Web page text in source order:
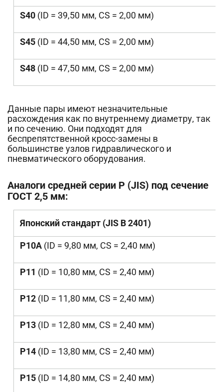
S40 (ID = 39,50 мм, CS = 2,00 мм)
S45 (ID = 44,50 мм, CS = 2,00 мм)
S48 (ID = 47,50 мм, CS = 2,00 мм)
Данные пары имеют незначительные
расхождения как по внутреннему диаметру, так
и по сечению. Они подходят для
беспрепятственной кросс-замены в
большинстве узлов гидравлического и
пневматического оборудования.
Аналоги средней серии P (JIS) под сечение
ГОСТ 2,5 мм:
Японский стандарт (JIS B 2401)
P10A (ID = 9,80 мм, CS = 2,40 мм)
P11 (ID = 10,80 мм, CS = 2,40 мм)
P12 (ID = 11,80 мм, CS = 2,40 мм)
P13 (ID = 12,80 мм, CS = 2,40 мм)
P14 (ID = 13,80 мм, CS = 2,40 мм)
P15 (ID = 14,80 мм, CS = 2,40 мм)